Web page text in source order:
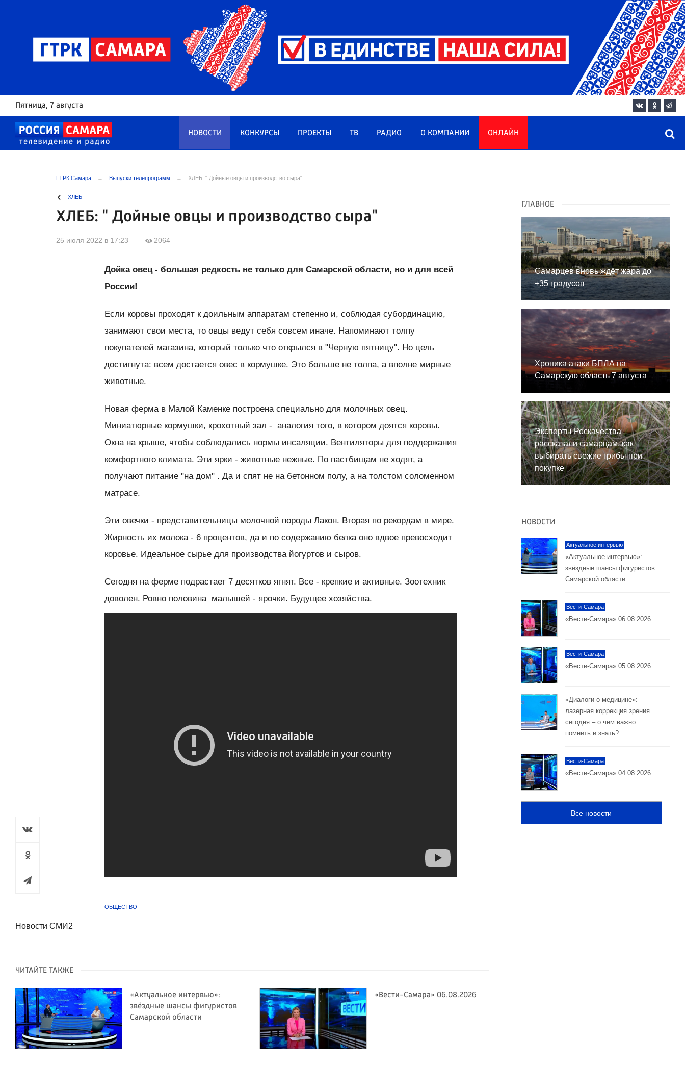
Пятница, 7 августа
НОВОСТИ КОНКУРСЫ ПРОЕКТЫ ТВ РАДИО О КОМПАНИИ ОНЛАЙН
ГТРК Самара Выпуски телепрограмм ХЛЕБ: " Дойные овцы и производство сыра"
ХЛЕБ
ХЛЕБ: " Дойные овцы и производство сыра"
25 июля 2022 в 17:23 2064
Дойка овец - большая редкость не только для Самарской области, но и для всей
России!
Если коровы проходят к доильным аппаратам степенно и, соблюдая субординацию,
занимают свои места, то овцы ведут себя совсем иначе. Напоминают толпу
покупателей магазина, который только что открылся в "Черную пятницу". Но цель
достигнута: всем достается овес в кормушке. Это больше не толпа, а вполне мирные
животные.
Новая ферма в Малой Каменке построена специально для молочных овец.
Миниатюрные кормушки, крохотный зал - аналогия того, в котором доятся коровы.
Окна на крыше, чтобы соблюдались нормы инсаляции. Вентиляторы для поддержания
комфортного климата. Эти ярки - животные нежные. По пастбищам не ходят, а
получают питание "на дом" . Да и спят не на бетонном полу, а на толстом соломенном
матрасе.
Эти овечки - представительницы молочной породы Лакон. Вторая по рекордам в мире.
Жирность их молока - 6 процентов, да и по содержанию белка оно вдвое превосходит
коровье. Идеальное сырье для производства йогуртов и сыров.
Сегодня на ферме подрастает 7 десятков ягнят. Все - крепкие и активные. Зоотехник
доволен. Ровно половина малышей - ярочки. Будущее хозяйства.
ОБЩЕСТВО
Новости СМИ2
ЧИТАЙТЕ ТАКЖЕ
«Актуальное интервью»:
звёздные шансы фигуристов
Самарской области
«Вести-Самара» 06.08.2026
ГЛАВНОЕ
Самарцев вновь ждёт жара до
+35 градусов
Хроника атаки БПЛА на
Самарскую область 7 августа
Эксперты Роскачества
рассказали самарцам, как
выбирать свежие грибы при
покупке
НОВОСТИ
Актуальное интервью
«Актуальное интервью»:
звёздные шансы фигуристов
Самарской области
Вести-Самара
«Вести-Самара» 06.08.2026
Вести-Самара
«Вести-Самара» 05.08.2026
«Диалоги о медицине»:
лазерная коррекция зрения
сегодня – о чем важно
помнить и знать?
Вести-Самара
«Вести-Самара» 04.08.2026
Все новости